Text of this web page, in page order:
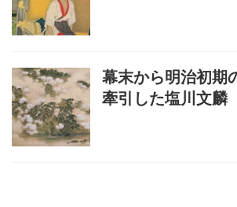
幕末から明治初期
牽引した塩川文麟